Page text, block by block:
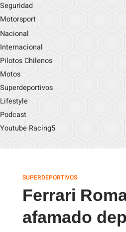
Seguridad
Motorsport
Nacional
Internacional
Pilotos Chilenos
Motos
Superdeportivos
Lifestyle
Podcast
Youtube Racing5
SUPERDEPORTIVOS
Ferrari
afamado